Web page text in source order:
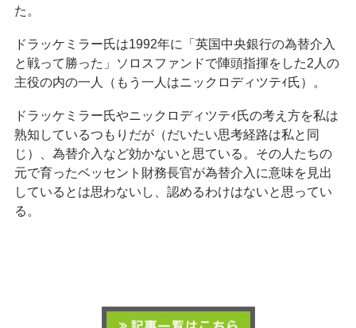
た。
ドラッケミラー氏は1992年に「英国中央銀行の為替介入
と戦って勝った」ソロスファンドで陣頭指揮をした2人の
主役の内の一人（もう一人はニックロディツテｨ氏）。
ドラッケミラー氏やニックロディツテｨ氏の考え方を私は
熟知しているつもりだが（だいたい思考経路は私と同
じ）、為替介入など効かないと思ている。その人たちの
元で育ったベッセント財務長官が為替介入に意味を見出
しているとは思わないし、認めるわけはないと思ってい
る。